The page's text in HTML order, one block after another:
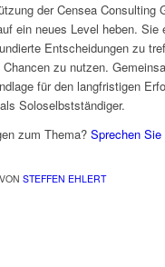
der Censea Consulting
ein neues Level heben. Sie
Entscheidungen zu
Chancen zu nutzen.
für den langfristigen
Soloselbstständiger.
zum Thema? Sprechen
VON STEFFEN EHLERT